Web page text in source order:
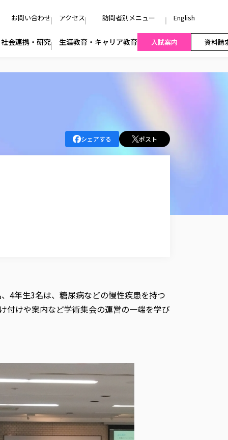
お問い合わせ アクセス 訪問者別メニュー English
社会連携・研究 生涯教育・キャリア教育 入試案内 資料請
シェアする ポスト
4年生3名は、糖尿病などの慢性疾患を持つ
付けや案内など学術集会の運営の一端を学び